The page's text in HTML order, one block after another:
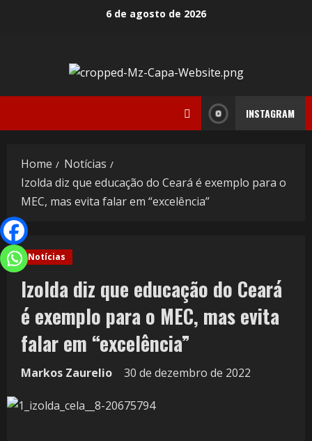
6 de agosto de 2026
INSTAGRAM
Home
Notícias
Izolda diz que educação do Ceará é exemplo para o
MEC, mas evita falar em “excelência”
Notícias
Izolda diz que educação do Ceará
é exemplo para o MEC, mas evita
falar em “excelência”
Markos Zaurelio 30 de dezembro de 2022